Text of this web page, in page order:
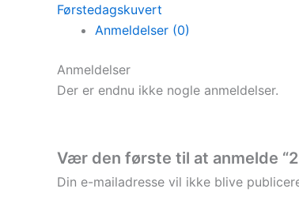
Førstedagskuvert
Anmeldelser (0)
Anmeldelser
Der er endnu ikke nogle anmeldelser.
Vær den første til at anmelde
Din e-mailadresse vil ikke blive